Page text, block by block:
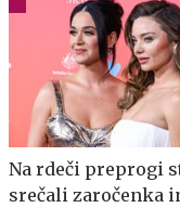
Na rdeči preprogi
srečali zaročenka